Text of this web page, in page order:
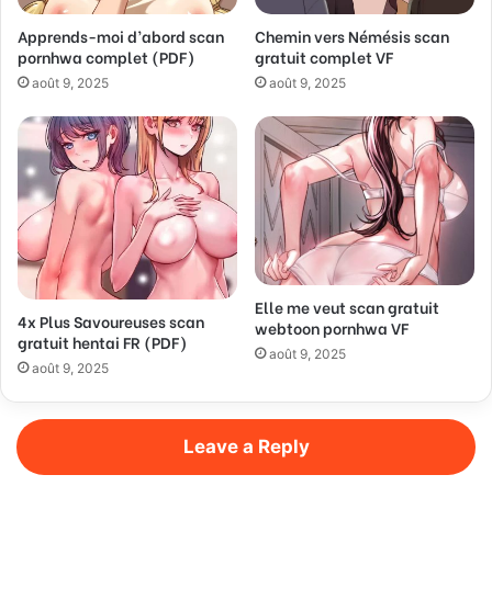
d
r
e
s
Apprends-moi d’abord scan
pornhwa complet (PDF)
août 9, 2025
Chemin vers Némésis scan
gratuit complet VF
août 9, 2025
4x Plus Savoureuses scan
gratuit hentai FR (PDF)
août 9, 2025
Elle me veut scan gratuit
webtoon pornhwa VF
août 9, 2025
Leave a Reply